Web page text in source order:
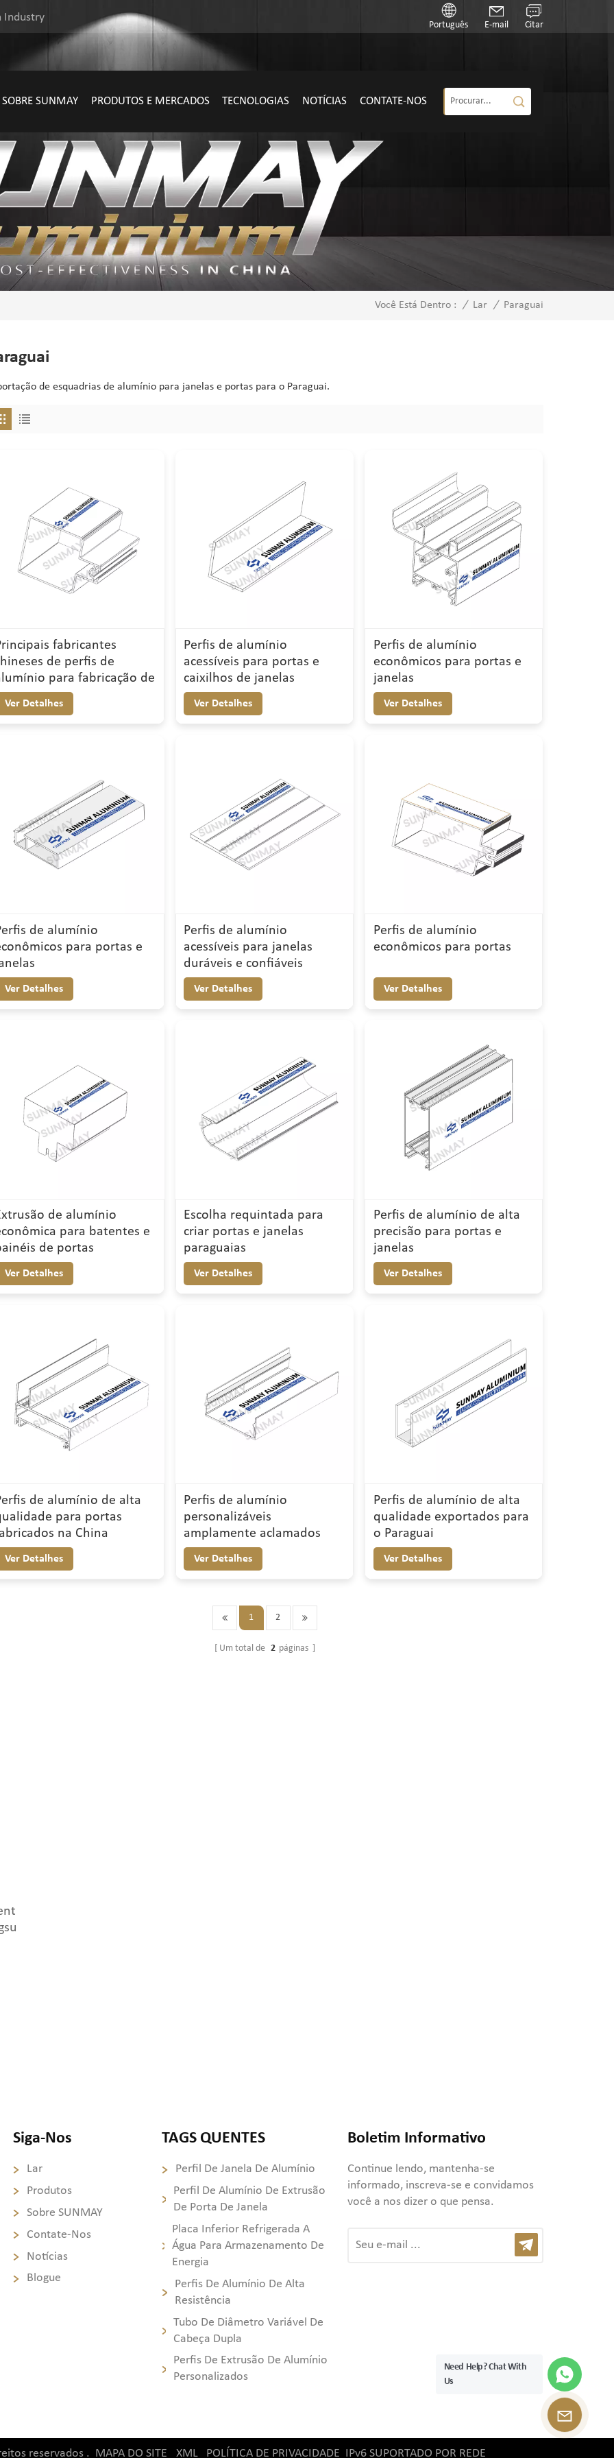
Industry
Português E-mail Citar
SOBRE SUNMAY PRODUTOS E MERCADOS TECNOLOGIAS NOTÍCIAS CONTATE-NOS
Você Está Dentro : / Lar / Paraguai
de esquadrias de alumínio para janelas e portas para o Paraguai.
fabricantes
de perfis de
para fabricação de
Ver Detalhes
Perfis de alumínio
acessíveis para portas e
caixilhos de janelas
Ver Detalhes
Perfis de alumínio
econômicos para portas e
janelas
Ver Detalhes
de alumínio
para portas e
Ver Detalhes
Perfis de alumínio
acessíveis para janelas
duráveis e confiáveis
Ver Detalhes
Perfis de alumínio
econômicos para portas
Ver Detalhes
de alumínio
para batentes e
de portas
Ver Detalhes
Escolha requintada para
criar portas e janelas
paraguaias
Ver Detalhes
Perfis de alumínio de alta
precisão para portas e
janelas
Ver Detalhes
de alumínio de alta
para portas
na China
Ver Detalhes
Perfis de alumínio
personalizáveis
amplamente aclamados
Ver Detalhes
Perfis de alumínio de alta
qualidade exportados para
o Paraguai
Ver Detalhes
1 2
Um total de 2 páginas
Siga-Nos
Lar
Produtos
Sobre SUNMAY
Contate-Nos
Notícias
Blogue
TAGS QUENTES
Perfil De Janela De Alumínio
Perfil De Alumínio De Extrusão
De Porta De Janela
Placa Inferior Refrigerada A
Água Para Armazenamento De
Energia
Perfis De Alumínio De Alta
Resistência
Tubo De Diâmetro Variável De
Cabeça Dupla
Perfis De Extrusão De Alumínio
Personalizados
Boletim Informativo
Continue lendo, mantenha-se
informado, inscreva-se e convidamos
você a nos dizer o que pensa.
reservados . MAPA DO SITE XML POLÍTICA DE PRIVACIDADE IPv6 SUPORTADO POR REDE
Need Help? Chat With
Us